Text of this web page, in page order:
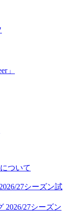
27シーズン試
27シーズン
」
ついて
27シーズン試
2026/27シーズン